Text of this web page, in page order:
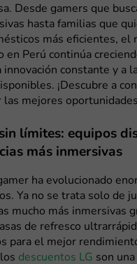
Desde gamers que
hasta familias que
más eficientes, el
en Perú continúa
innovación constante y a
¡Descubre a
las mejores
límites: equipos
más inmersivas
ha evolucionado
Ya no se trata solo de
mucho más inmersivas
de refresco
para el mejor
descuentos LG son